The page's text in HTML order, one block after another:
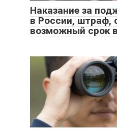
Наказание за
в России, штраф,
возможный срок